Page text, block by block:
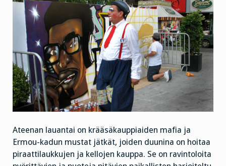
Ateenan lauantai on krääsäkauppiaiden mafia ja
Ermou-kadun mustat jätkät, joiden duunina on hoitaa
piraattilaukkujen ja kellojen kauppa. Se on ravintoloita